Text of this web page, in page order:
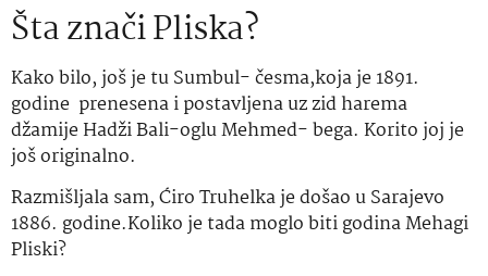
Šta znači Pliska?
Kako bilo, još je tu Sumbul- česma,koja je 1891.
godine prenesena i postavljena uz zid harema
džamije Hadži Bali-oglu Mehmed- bega. Korito joj je
još originalno.
Razmišljala sam, Ćiro Truhelka je došao u Sarajevo
1886. godine.Koliko je tada moglo biti godina Mehagi
Pliski?